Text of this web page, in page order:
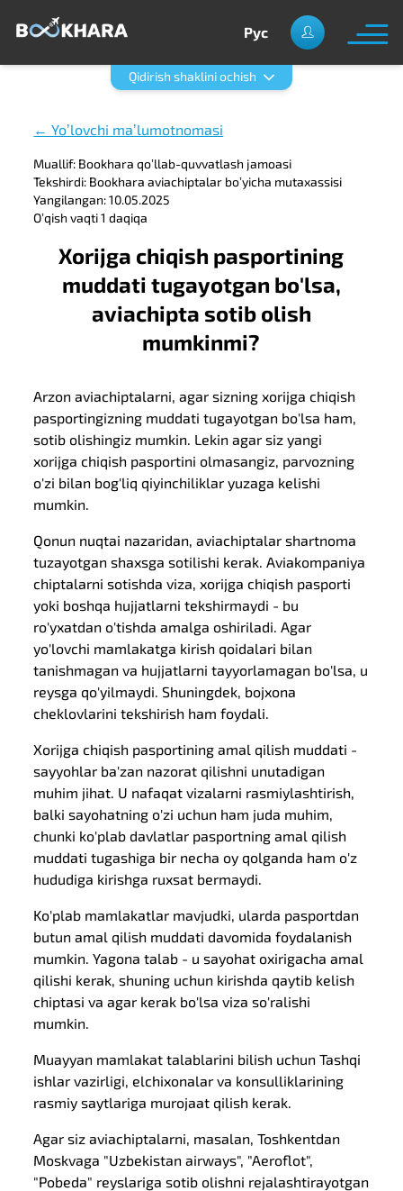
Рус
Qidirish shaklini ochish
← Yoʼlovchi maʼlumotnomasi
Muallif: Bookhara qoʼllab-quvvatlash jamoasi
Tekshirdi: Bookhara aviachiptalar boʼyicha mutaxassisi
Yangilangan: 10.05.2025
Oʼqish vaqti 1 daqiqa
Xorijga chiqish pasportining
muddati tugayotgan bo'lsa,
aviachipta sotib olish
mumkinmi?
Arzon aviachiptalarni, agar sizning xorijga chiqish
pasportingizning muddati tugayotgan bo'lsa ham,
sotib olishingiz mumkin. Lekin agar siz yangi
xorijga chiqish pasportini olmasangiz, parvozning
o'zi bilan bog'liq qiyinchiliklar yuzaga kelishi
mumkin.
Qonun nuqtai nazaridan, aviachiptalar shartnoma
tuzayotgan shaxsga sotilishi kerak. Aviakompaniya
chiptalarni sotishda viza, xorijga chiqish pasporti
yoki boshqa hujjatlarni tekshirmaydi - bu
ro'yxatdan o'tishda amalga oshiriladi. Agar
yo'lovchi mamlakatga kirish qoidalari bilan
tanishmagan va hujjatlarni tayyorlamagan bo'lsa, u
reysga qo'yilmaydi. Shuningdek, bojxona
cheklovlarini tekshirish ham foydali.
Xorijga chiqish pasportining amal qilish muddati -
sayyohlar ba'zan nazorat qilishni unutadigan
muhim jihat. U nafaqat vizalarni rasmiylashtirish,
balki sayohatning o'zi uchun ham juda muhim,
chunki ko'plab davlatlar pasportning amal qilish
muddati tugashiga bir necha oy qolganda ham o'z
hududiga kirishga ruxsat bermaydi.
Ko'plab mamlakatlar mavjudki, ularda pasportdan
butun amal qilish muddati davomida foydalanish
mumkin. Yagona talab - u sayohat oxirigacha amal
qilishi kerak, shuning uchun kirishda qaytib kelish
chiptasi va agar kerak bo'lsa viza so'ralishi
mumkin.
Muayyan mamlakat talablarini bilish uchun Tashqi
ishlar vazirligi, elchixonalar va konsulliklarining
rasmiy saytlariga murojaat qilish kerak.
Agar siz aviachiptalarni, masalan, Toshkentdan
Moskvaga "Uzbekistan airways", "Aeroflot",
"Pobeda" reyslariga sotib olishni rejalashtirayotgan